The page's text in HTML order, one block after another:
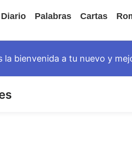
Diario Palabras Cartas
la bienvenida a tu nuevo y